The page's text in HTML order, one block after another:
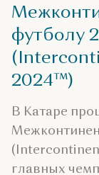
футболу
2024™)
В Катаре
главных